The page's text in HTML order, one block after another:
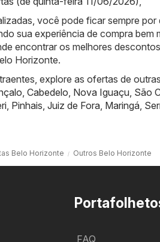
você pode ficar sempre por
sua experiência de compra bem
encontrar os melhores
Horizonte.
explore as ofertas de
Cabedelo Nova Iguaçu São
Pinhais Juiz de Fora Maringá
Belo Horizonte Outros Belo Horizonte
FAQ